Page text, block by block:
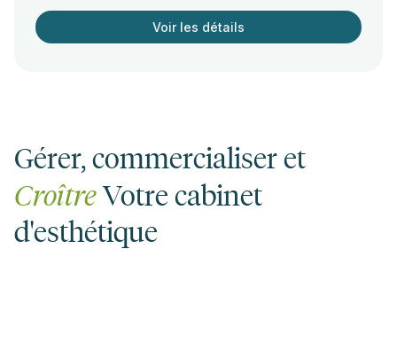
Voir les détails
Gérer, commercialiser et
CroîtreVotre cabinet
d'esthétique